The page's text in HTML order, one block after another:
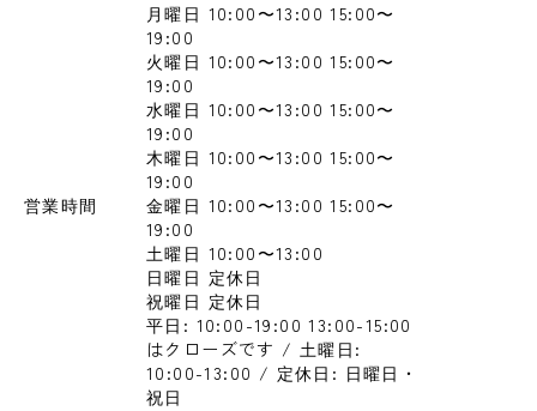
営業時間
月曜日 10:00〜13:00 15:00〜
19:00
火曜日 10:00〜13:00 15:00〜
19:00
水曜日 10:00〜13:00 15:00〜
19:00
木曜日 10:00〜13:00 15:00〜
19:00
金曜日 10:00〜13:00 15:00〜
19:00
土曜日 10:00〜13:00
日曜日 定休日
祝曜日 定休日
平日: 10:00-19:00 13:00-15:00
はクローズです / 土曜日:
10:00-13:00 / 定休日: 日曜日・
祝日